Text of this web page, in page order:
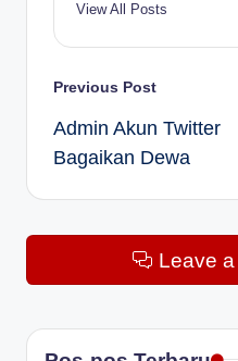
View All Posts
Post
navigation
Previous Post
Admin Akun Twitter
Bagaikan Dewa
Leave